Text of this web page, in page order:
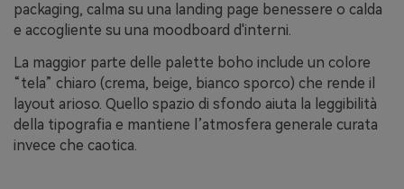
packaging, calma su una landing page benessere o calda
e accogliente su una moodboard d'interni.
La maggior parte delle palette boho include un colore
“tela” chiaro (crema, beige, bianco sporco) che rende il
layout arioso. Quello spazio di sfondo aiuta la leggibilità
della tipografia e mantiene l’atmosfera generale curata
invece che caotica.